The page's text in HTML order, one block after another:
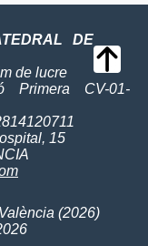
DE
de lucre
Primera CV-01-
15
(2026)